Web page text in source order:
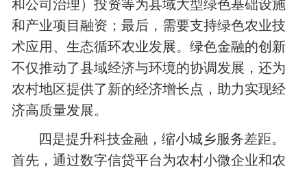
和公司治理）投资等为县域大型绿色基础设施
和产业项目融资；最后，需要支持绿色农业技
术应用、生态循环农业发展。绿色金融的创新
不仅推动了县域经济与环境的协调发展，还为
农村地区提供了新的经济增长点，助力实现经
济高质量发展。
四是提升科技金融，缩小城乡服务差距。
首先，通过数字信贷平台为农村小微企业和农